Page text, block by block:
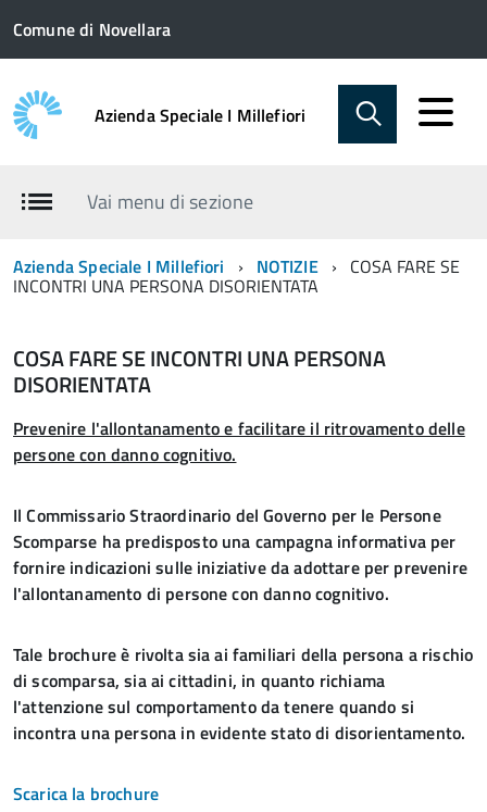
Comune di Novellara
Azienda Speciale I Millefiori
Vai menu di sezione
Azienda Speciale I Millefiori NOTIZIE COSA FARE SE
INCONTRI UNA PERSONA DISORIENTATA
COSA FARE SE INCONTRI UNA PERSONA
DISORIENTATA
Prevenire l'allontanamento e facilitare il ritrovamento delle
persone con danno cognitivo.
Il Commissario Straordinario del Governo per le Persone
Scomparse ha predisposto una campagna informativa per
fornire indicazioni sulle iniziative da adottare per prevenire
l'allontanamento di persone con danno cognitivo.
Tale brochure è rivolta sia ai familiari della persona a rischio
di scomparsa, sia ai cittadini, in quanto richiama
l'attenzione sul comportamento da tenere quando si
incontra una persona in evidente stato di disorientamento.
Scarica la brochure